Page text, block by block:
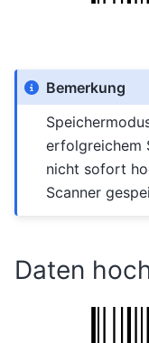
Bemerkung
erfolgreichem
nicht sofort
Scanner
Daten